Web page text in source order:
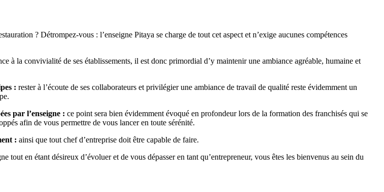
? Détrompez-vous : l’enseigne Pitaya se charge de tout cet aspect et n’exige aucunes compétences
à la convivialité de ses établissements, il est donc primordial d’y maintenir une ambiance agréable, humaine et
: rester à l’écoute de ses collaborateurs et privilégier une ambiance de travail de qualité reste évidemment un
par l’enseigne : ce point sera bien évidemment évoqué en profondeur lors de la formation des franchisés qui se
afin de vous permettre de vous lancer en toute sérénité.
: ainsi que tout chef d’entreprise doit être capable de faire.
tout en étant désireux d’évoluer et de vous dépasser en tant qu’entrepreneur, vous êtes les bienvenus au sein du